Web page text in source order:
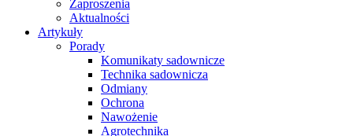
Zaproszenia
Aktualności
Artykuły
Porady
Komunikaty sadownicze
Technika sadownicza
Odmiany
Ochrona
Nawożenie
Agrotechnika